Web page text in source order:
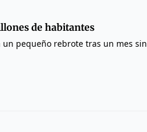
de habitantes
pequeño rebrote tras un mes sin